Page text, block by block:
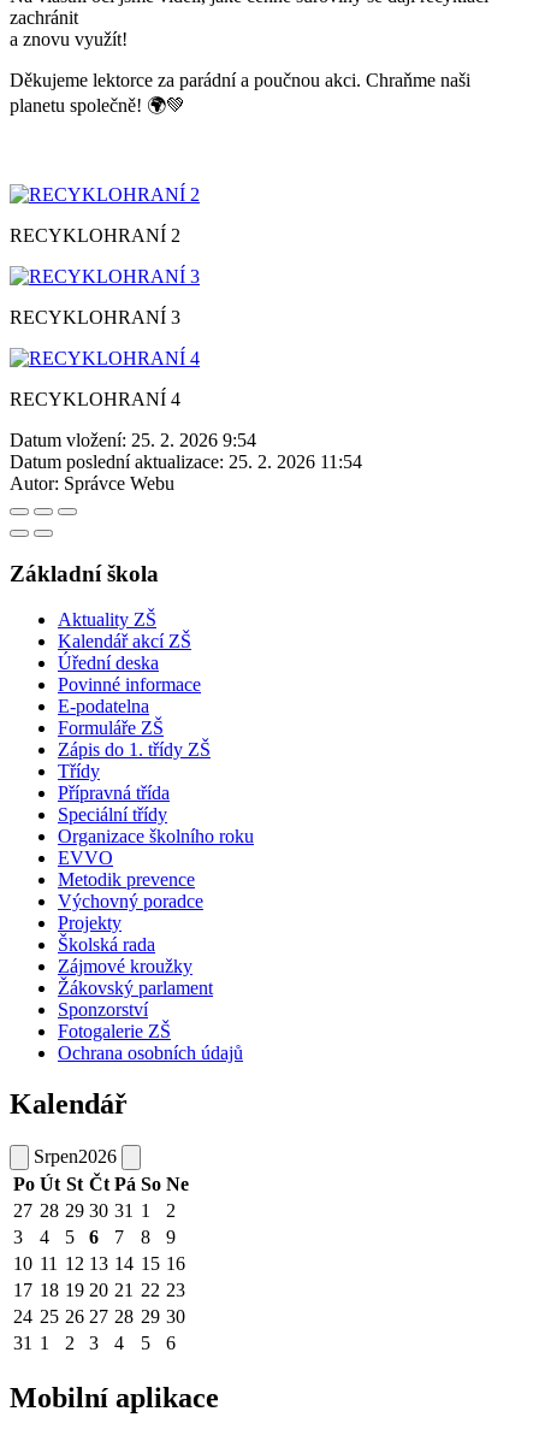
zachránit
a znovu využít!
Děkujeme lektorce za parádní a poučnou akci. Chraňme naši
planetu společně! 🌍💚
RECYKLOHRANÍ 2
RECYKLOHRANÍ 3
RECYKLOHRANÍ 4
Datum vložení: 25. 2. 2026 9:54
Datum poslední aktualizace: 25. 2. 2026 11:54
Autor: Správce Webu
Základní škola
Aktuality ZŠ
Kalendář akcí ZŠ
Úřední deska
Povinné informace
E-podatelna
Formuláře ZŠ
Zápis do 1. třídy ZŠ
Třídy
Přípravná třída
Speciální třídy
Organizace školního roku
EVVO
Metodik prevence
Výchovný poradce
Projekty
Školská rada
Zájmové kroužky
Žákovský parlament
Sponzorství
Fotogalerie ZŠ
Ochrana osobních údajů
Kalendář
Srpen2026
Po Út St Čt Pá So Ne
27 28 29 30 31 1
2
3
4 5 6 7 8
9
10 11 12 13 14 15 16
17 18 19 20 21 22 23
24 25 26 27 28 29 30
31 1 2 3 4 5 6
Mobilní aplikace